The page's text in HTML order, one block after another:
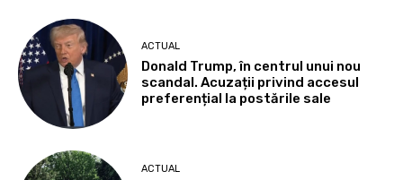
ACTUAL
Donald Trump, în centrul unui nou
scandal. Acuzații privind accesul
preferențial la postările sale
ACTUAL